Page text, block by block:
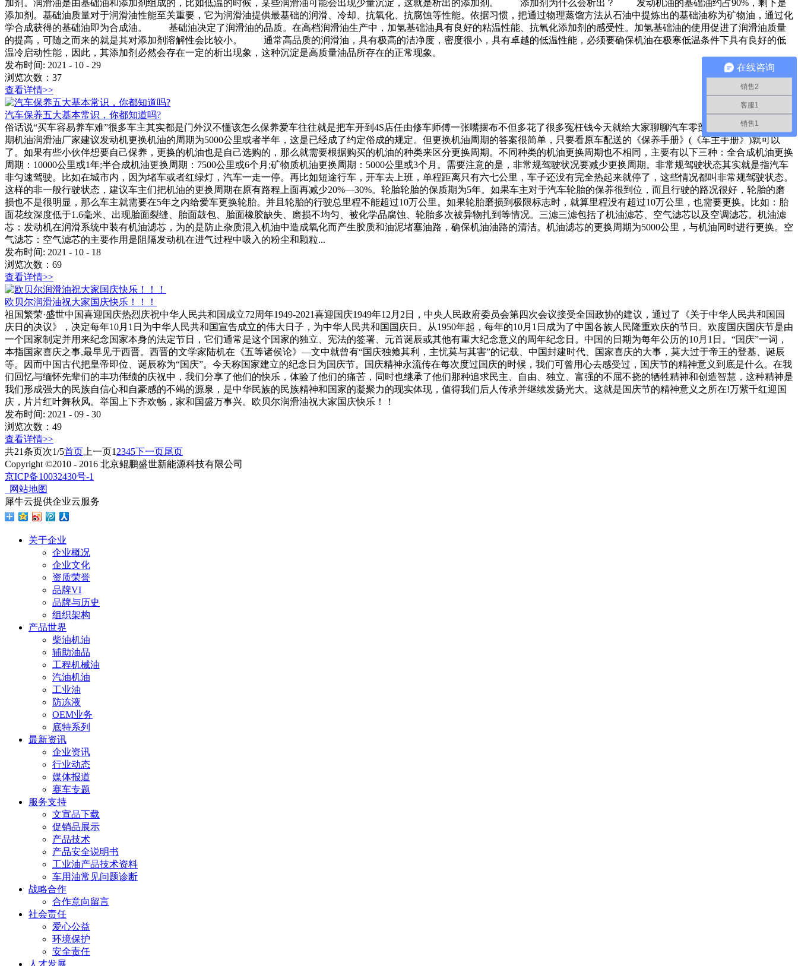
加剂。润滑油是由基础油和添加剂组成的，比如低温的时候，某些润滑油可能会出现少量沉淀，这就是析出的添加剂。 添加剂为什么会析出？ 发动机油的基础油约占90%，剩下是
添加剂。基础油质量对于润滑油性能至关重要，它为润滑油提供最基础的润滑、冷却、抗氧化、抗腐蚀等性能。依据习惯，把通过物理蒸馏方法从石油中提炼出的基础油称为矿物油，通过化
学合成获得的基础油即为合成油。 基础油决定了润滑油的品质。在高档润滑油生产中，加氢基础油具有良好的粘温性能、抗氧化添加剂的感受性。加氢基础油的使用促进了润滑油质量
的提高，可随之而来的就是其对添加剂溶解性会比较小。 通常高品质的润滑油，具有极高的洁净度，密度很小，具有卓越的低温性能，必须要确保机油在极寒低温条件下具有良好的低
温冷启动性能，因此，其添加剂必然会存在一定的析出现象，这种沉淀是高质量油品所存在的正常现象。
发布时间: 2021 - 10 - 29
浏览次数： 37
查看详情>>
汽车保养五大基本常识，你都知道吗?
俗话说“买车容易养车难”很多车主其实都是门外汉不懂该怎么保养爱车往往就是把车开到4S店任由修车师傅一张嘴摆布不但多花了很多冤枉钱今天就给大家聊聊汽车零部件的保养以及更换周
期机油润滑油厂家建议发动机更换机油的周期为5000公里或者半年，这是已经成了约定俗成的规定。但更换机油周期的答案很简单，只要看原车配送的《保养手册》(《车主手册》)就可以
了。如果有些小伙伴想要自己保养，更换的机油也是自己选购的，那么就需要根据购买的机油的种类来区分更换周期。不同种类的机油更换周期也不相同，主要有以下三种：全合成机油更换
周期：10000公里或1年;半合成机油更换周期：7500公里或6个月;矿物质机油更换周期：5000公里或3个月。需要注意的是，非常规驾驶状况要减少更换周期。非常规驾驶状态其实就是指汽车
非匀速驾驶。比如在城市内，因为堵车或者红绿灯，汽车一走一停。再比如短途行车，开车去上班，单程距离只有六七公里，车子还没有完全热起来就停了，这些情况都叫非常规驾驶状态。
这样的非一般行驶状态，建议车主们把机油的更换周期在原有路程上面再减少20%—30%。轮胎轮胎的保质期为5年。如果车主对于汽车轮胎的保养很到位，而且行驶的路况很好，轮胎的磨
损也不是很明显，那么车主就需要在5年之内给爱车更换轮胎。并且轮胎的行驶总里程不能超过10万公里。如果轮胎磨损到极限标志时，就算里程没有超过10万公里，也需要更换。比如：胎
面花纹深度低于1.6毫米、出现胎面裂缝、胎面鼓包、胎面橡胶缺失、磨损不均匀、被化学品腐蚀、轮胎多次被异物扎到等情况。三滤三滤包括了机油滤芯、空气滤芯以及空调滤芯。机油滤
芯：发动机在润滑系统中装有机油滤芯，为的是防止杂质混入机油中造成氧化而产生胶质和油泥堵塞油路，确保机油油路的清洁。机油滤芯的更换周期为5000公里，与机油同时进行更换。空
气滤芯：空气滤芯的主要作用是阻隔发动机在进气过程中吸入的粉尘和颗粒...
发布时间: 2021 - 10 - 18
浏览次数： 69
查看详情>>
欧贝尔润滑油祝大家国庆快乐！！！
祖国繁荣·盛世中国喜迎国庆热烈庆祝中华人民共和国成立72周年1949-2021喜迎国庆1949年12月2日，中央人民政府委员会第四次会议接受全国政协的建议，通过了《关于中华人民共和国国
庆日的决议》，决定每年10月1日为中华人民共和国宣告成立的伟大日子，为中华人民共和国国庆日。从1950年起，每年的10月1日成为了中国各族人民隆重欢庆的节日。欢度国庆国庆节是由
一个国家制定并用来纪念国家本身的法定节日，它们通常是这个国家的独立、宪法的签署、元首诞辰或其他有重大纪念意义的周年纪念日。中国的日期为每年公历的10月1日。“国庆”一词，
本指国家喜庆之事,最早见于西晋。西晋的文学家陆机在《五等诸侯论》—文中就曾有“国庆独飨其利，主忧莫与其害”的记载、中国封建时代、国家喜庆的大事，莫大过于帝王的登基、诞辰
等。因而中国古代把皇帝即位、诞辰称为“国庆”。今天称国家建立的纪念日为国庆节。国庆精神永流传在每次度过国庆的时候，我们可曾用心去感受过，国庆节的精神意义到底是什么。在我
们回忆与缅怀先辈们的丰功伟绩的庆祝中，我们分享了他们的快乐，体验了他们的痛苦，同时也继承了他们那种追求民主、自由、独立、富强的不屈不挠的牺牲精神和创造智慧，这种精神是
我们形成强大的民族自信心和自豪感的不竭的源泉，是中华民族的民族精神和国家的凝聚力的现实体现，值得我们后人传承并继续发扬光大。这就是国庆节的精神意义之所在!万紫千红迎国
庆，片片红叶舞秋风。举国上下齐欢畅，家和国盛万事兴。欧贝尔润滑油祝大家国庆快乐！！
发布时间: 2021 - 09 - 30
浏览次数： 49
查看详情>>
共21条页次1/5首页 上一页1 2345下一页尾页
Copyright ©2010 - 2016 北京鲲鹏盛世新能源科技有限公司
京ICP备10032430号-1
网站地图
犀牛云提供企业云服务
关于企业
企业概况
企业文化
资质荣誉
品牌VI
品牌与历史
组织架构
产品世界
柴油机油
辅助油品
工程机械油
汽油机油
工业油
防冻液
OEM业务
底特系列
最新资讯
企业资讯
行业动态
媒体报道
赛车专题
服务支持
文宣品下载
促销品展示
产品技术
产品安全说明书
工业油产品技术资料
车用油常见问题诊断
战略合作
合作意向留言
社会责任
爱心公益
环境保护
安全责任
人才发展
在线咨询
销售2
客服1
销售1